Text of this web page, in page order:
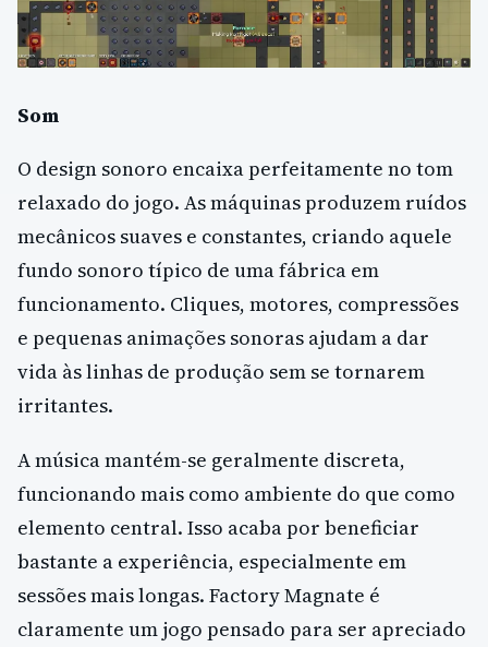
Som
O design sonoro encaixa perfeitamente no tom
relaxado do jogo. As máquinas produzem ruídos
mecânicos suaves e constantes, criando aquele
fundo sonoro típico de uma fábrica em
funcionamento. Cliques, motores, compressões
e pequenas animações sonoras ajudam a dar
vida às linhas de produção sem se tornarem
irritantes.
A música mantém-se geralmente discreta,
funcionando mais como ambiente do que como
elemento central. Isso acaba por beneficiar
bastante a experiência, especialmente em
sessões mais longas. Factory Magnate é
claramente um jogo pensado para ser apreciado